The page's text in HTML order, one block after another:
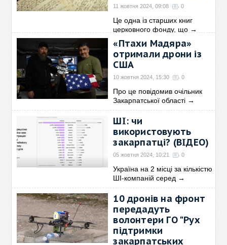
11 жовтня 2024, 09:08 0
Це одна із старших книг
церковного фонду, що →
«Птахи Мадяра»
отримали дрони із
США
10 жовтня 2024, 15:30 0
Про це повідомив очільник
Закарпатської області →
ШІ: чи
використовують
закарпатці? (ВІДЕО)
05 жовтня 2024, 10:21 0
Україна на 2 місці за кількістю
ШІ-компаній серед →
10 дронів на фронт
передадуть
волонтери ГО "Рух
підтримки
закарпатських